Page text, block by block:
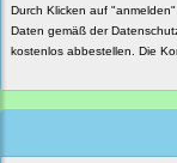
Durch Klicken auf
Daten gemäß der
kostenlos abbestellen. Die